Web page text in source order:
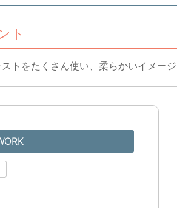
ト
トをたくさん使い、柔らかいイメー